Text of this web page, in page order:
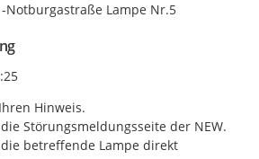
Notburgastraße Lampe Nr.5
Hinweis.
Störungsmeldungsseite der NEW.
betreffende Lampe direkt